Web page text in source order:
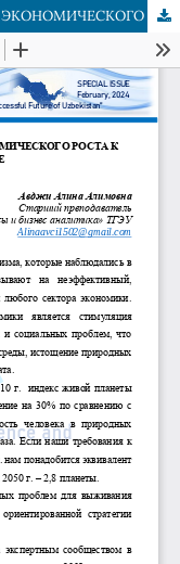
ПЕРЕХОД УЗБЕКИСТАНА ОТ МОДЕЛИ ЭКОНОМИЧЕСКОГО РОСТА К«ЗЕЛЕНОЙ» ЭКОНОМИКЕ